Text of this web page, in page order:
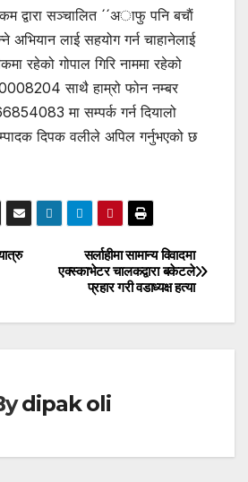
द्वारा सञ्चालित ´´अाफु पनि बचाैं
अभियान लाई सहयोग गर्न चाहानेलाई
रहेको गोपाल गिरि नाममा रहेको
साथै हाम्रो फोन नम्बर
मा सम्पर्क गर्न दियालो
दिपक वलीले अपिल गर्नुभएको छ
सर्लाहीमा सामान्य विवादमा
एक्स्काभेटर चालकद्वारा बकेटले
प्रहार गरी वडाध्यक्ष हत्या
dipak oli